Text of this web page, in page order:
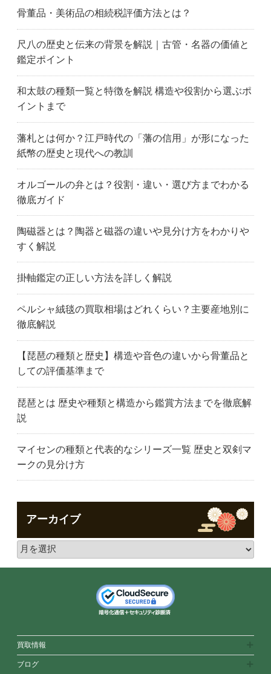
骨董品・美術品の相続税評価方法とは？
尺八の歴史と伝来の背景を解説｜古管・名器の価値と
鑑定ポイント
和太鼓の種類一覧と特徴を解説 構造や役割から選ぶポ
イントまで
藩札とは何か？江戸時代の「藩の信用」が形になった
紙幣の歴史と現代への教訓
オルゴールの弁とは？役割・違い・選び方までわかる
徹底ガイド
陶磁器とは？陶器と磁器の違いや見分け方をわかりや
すく解説
掛軸鑑定の正しい方法を詳しく解説
ペルシャ絨毯の買取相場はどれくらい？主要産地別に
徹底解説
【琵琶の種類と歴史】構造や音色の違いから骨董品と
しての評価基準まで
琵琶とは 歴史や種類と構造から鑑賞方法までを徹底解
説
マイセンの種類と代表的なシリーズ一覧 歴史と双剣マ
ークの見分け方
アーカイブ
買取情報
ブログ